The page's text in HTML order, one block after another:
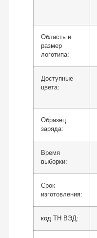
Область и
размер
логотипа:
Доступные
цвета:
Образец
заряда:
Время
выборки:
Срок
изготовления:
код ТН ВЭД: